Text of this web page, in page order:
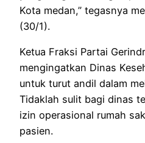
Kota medan,” tegasnya
(30/1).
Ketua Fraksi Partai
mengingatkan Dinas
untuk turut andil dalam
Tidaklah sulit bagi dinas
izin operasional rumah
pasien.